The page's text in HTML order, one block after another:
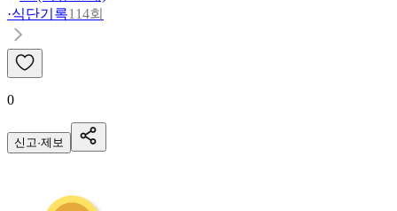
·식단기록114회
0
신고·제보